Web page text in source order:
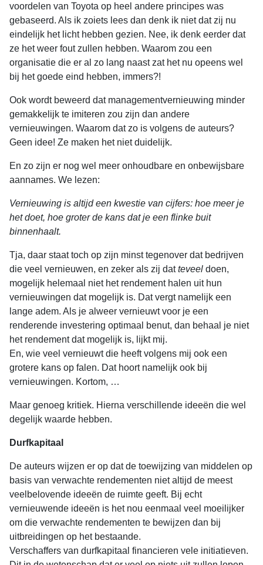
voordelen van Toyota op heel andere principes was
gebaseerd. Als ik zoiets lees dan denk ik niet dat zij nu
eindelijk het licht hebben gezien. Nee, ik denk eerder dat
ze het weer fout zullen hebben. Waarom zou een
organisatie die er al zo lang naast zat het nu opeens wel
bij het goede eind hebben, immers?!
Ook wordt beweerd dat managementvernieuwing minder
gemakkelijk te imiteren zou zijn dan andere
vernieuwingen. Waarom dat zo is volgens de auteurs?
Geen idee! Ze maken het niet duidelijk.
En zo zijn er nog wel meer onhoudbare en onbewijsbare
aannames. We lezen:
Vernieuwing is altijd een kwestie van cijfers: hoe meer je
het doet, hoe groter de kans dat je een flinke buit
binnenhaalt.
Tja, daar staat toch op zijn minst tegenover dat bedrijven
die veel vernieuwen, en zeker als zij datteveel doen,
mogelijk helemaal niet het rendement halen uit hun
vernieuwingen dat mogelijk is. Dat vergt namelijk een
lange adem. Als je alweer vernieuwt voor je een
renderende investering optimaal benut, dan behaal je niet
het rendement dat mogelijk is, lijkt mij.
En, wie veel vernieuwt die heeft volgens mij ook een
grotere kans op falen. Dat hoort namelijk ook bij
vernieuwingen. Kortom, …
Maar genoeg kritiek. Hierna verschillende ideeën die wel
degelijk waarde hebben.
Durfkapitaal
De auteurs wijzen er op dat de toewijzing van middelen op
basis van verwachte rendementen niet altijd de meest
veelbelovende ideeën de ruimte geeft. Bij echt
vernieuwende ideeën is het nou eenmaal veel moeilijker
om die verwachte rendementen te bewijzen dan bij
uitbreidingen op het bestaande.
Verschaffers van durfkapitaal financieren vele initiatieven.